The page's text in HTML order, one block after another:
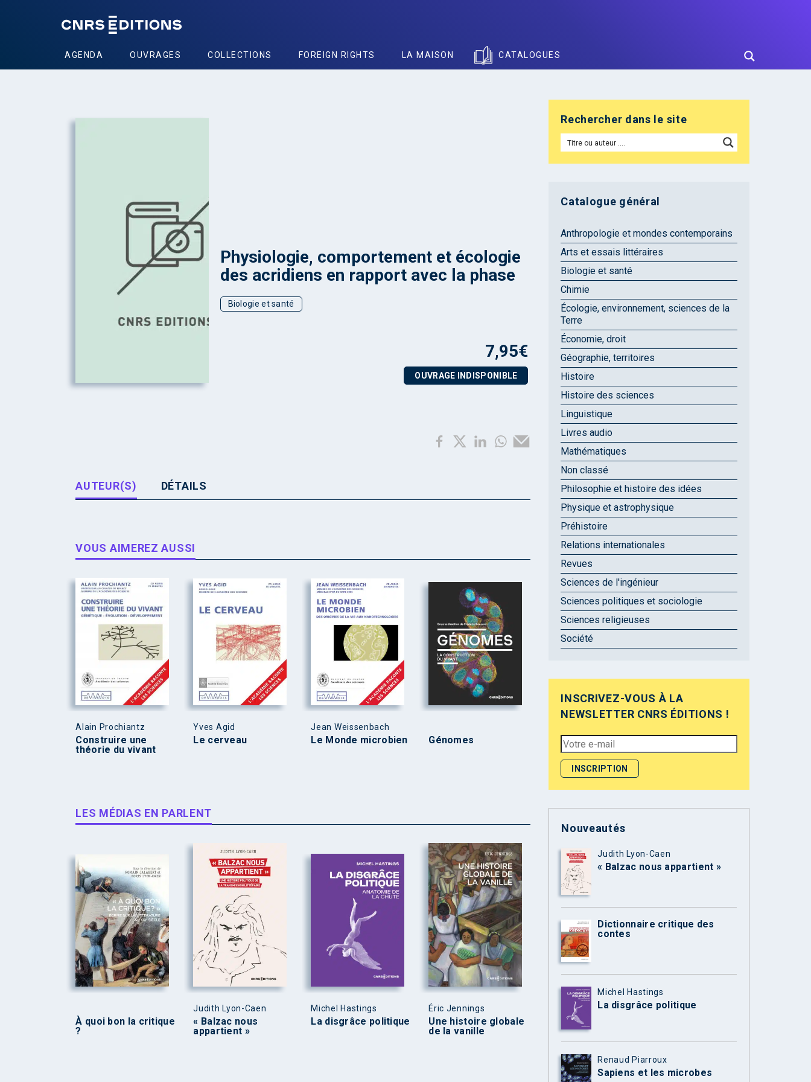
AGENDA OUVRAGES COLLECTIONS FOREIGN RIGHTS LA MAISON CATALOGUES
Physiologie, comportement et écologie
des acridiens en rapport avec la phase
Biologie et santé
7,95€
OUVRAGE INDISPONIBLE
AUTEUR(S) DÉTAILS
VOUS AIMEREZ AUSSI
Alain Prochiantz
Construire une
théorie du vivant
Yves Agid
Le cerveau
Jean Weissenbach
Le Monde microbien Génomes
LES MÉDIAS EN PARLENT
À quoi bon la critique
?
Judith Lyon-Caen
« Balzac nous
appartient »
Michel Hastings
La disgrâce politique
Éric Jennings
Une histoire globale
de la vanille
Rechercher dans le site
Catalogue général
Anthropologie et mondes contemporains
Arts et essais littéraires
Biologie et santé
Chimie
Écologie, environnement, sciences de la
Terre
Économie, droit
Géographie, territoires
Histoire
Histoire des sciences
Linguistique
Livres audio
Mathématiques
Non classé
Philosophie et histoire des idées
Physique et astrophysique
Préhistoire
Relations internationales
Revues
Sciences de l'ingénieur
Sciences politiques et sociologie
Sciences religieuses
Société
INSCRIVEZ-VOUS À LA
NEWSLETTER CNRS ÉDITIONS !
Nouveautés
Judith Lyon-Caen
« Balzac nous appartient »
Dictionnaire critique des
contes
Michel Hastings
La disgrâce politique
Renaud Piarroux
Sapiens et les microbes